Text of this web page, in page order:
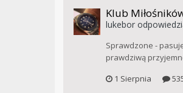
Klub
lukebor
Sprawdzone -
prawdziwą
1 Sierpnia